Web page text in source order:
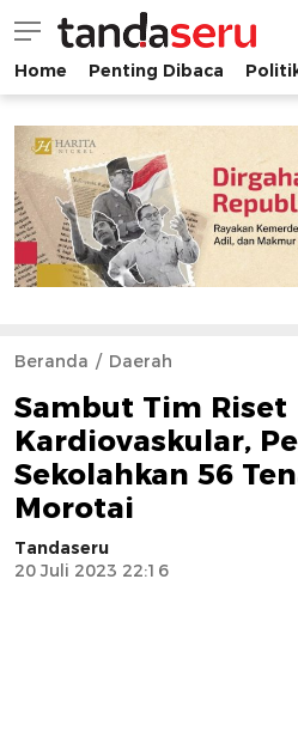
tandaseru.com | Penting
tandaseru.com
Home Penting Dibaca
Beranda Daerah
Sambut Tim Riset
Kardiovaskular,
Sekolahkan 56
Morotai
Tandaseru
20 Juli 2023 22:16